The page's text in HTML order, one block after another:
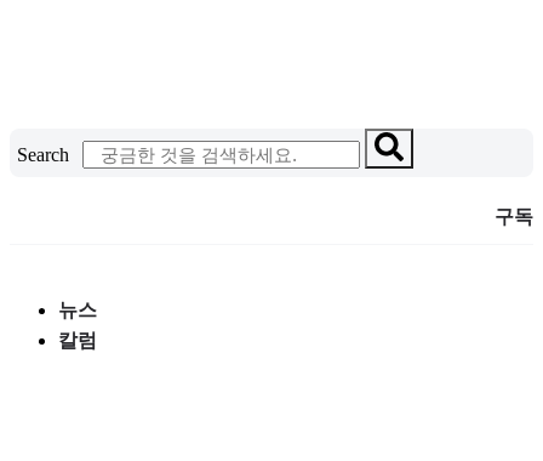
건
Search
구독
뉴스
칼럼